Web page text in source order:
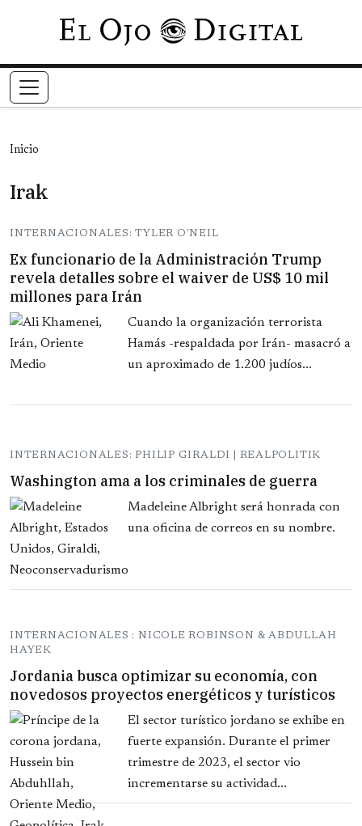
Pasar al contenido principal
Inicio
Irak
INTERNACIONALES: TYLER O'NEIL
Ex funcionario de la Administración Trump
revela detalles sobre el waiver de US$ 10 mil
millones para Irán
Cuando la organización terrorista
Hamás -respaldada por Irán- masacró a
un aproximado de 1.200 judíos...
INTERNACIONALES: PHILIP GIRALDI | REALPOLITIK
Washington ama a los criminales de guerra
Madeleine Albright será honrada con
una oficina de correos en su nombre.
INTERNACIONALES : NICOLE ROBINSON & ABDULLAH
HAYEK
Jordania busca optimizar su economía, con
novedosos proyectos energéticos y turísticos
El sector turístico jordano se exhibe en
fuerte expansión. Durante el primer
trimestre de 2023, el sector vio
incrementarse su actividad...